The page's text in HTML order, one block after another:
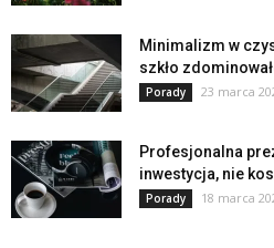
Minimalizm w
szkło
Porady 23 marca
Profesjonalna
inwestycja, nie
Porady 18 marca